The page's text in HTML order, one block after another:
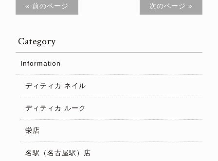
« 前のページ 次のページ »
Category
Information
ディティカ ネイル
ディティカ ルーク
栄店
名駅（名古屋駅）店